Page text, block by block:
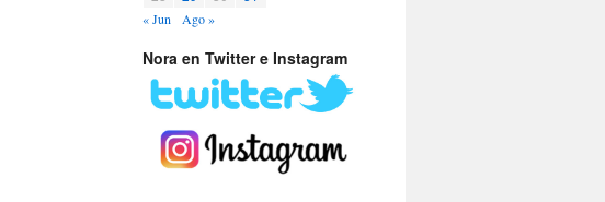
« Jun Ago »
Nora en Twitter e Instagram